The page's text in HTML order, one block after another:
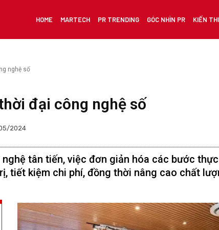
HOME MARTECH PR TRENDING GÓC NHÌN PR KIẾN
nghệ số
đại công nghệ số
2024
tân tiến, việc đơn giản hóa các bước
tiết kiệm chi phí, đồng thời nâng cao chất